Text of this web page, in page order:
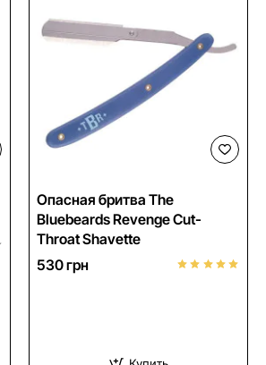
Опасная бритва The
Bluebeards Revenge Cut-
Throat Shavette
530 грн